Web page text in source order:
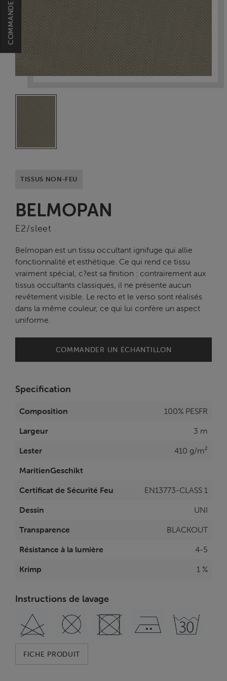
TISSUS NON-FEU
BELMOPAN
E2/sleet
Belmopan est un tissu occultant ignifuge qui allie
fonctionnalité et esthétique. Ce qui rend ce tissu
vraiment spécial, c?est sa finition : contrairement aux
tissus occultants classiques, il ne présente aucun
revêtement visible. Le recto et le verso sont réalisés
dans la même couleur, ce qui lui confère un aspect
uniforme.
COMMANDER UN ÉCHANTILLON
Specification
Composition
100% PESFR
Largeur
3 m
Lester
410 g/m²
MaritienGeschikt
Certificat de Sécurité Feu
EN13773-CLASS 1
Dessin
UNI
Transparence
BLACKOUT
Résistance à la lumière
4-5
Krimp
1 %
Instructions de lavage
FICHE PRODUIT